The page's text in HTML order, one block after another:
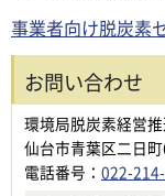
事業者向け脱炭素
お問い合わせ
環境局脱炭素経営
仙台市青葉区二日
電話番号： 022-